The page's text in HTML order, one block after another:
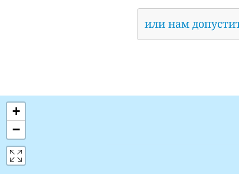
или нам
+
−